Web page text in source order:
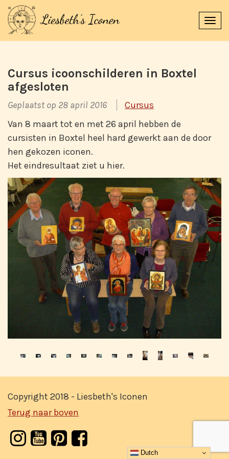
Cursus icoonschilderen in Boxtel
afgesloten
Geplaatst op 28 april 2016
Cursus
Van 8 maart tot en met 26 april hebben de
cursisten in Boxtel heel hard gewerkt aan de door
hen gekozen iconen.
Het eindresultaat ziet u hier.
Copyright 2018 - Liesbeth's Iconen
Terug naar boven
Dutch